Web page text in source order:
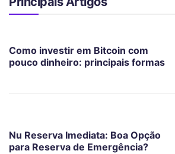
Como investir em Bitcoin com
pouco dinheiro: principais formas
Nu Reserva Imediata: Boa Opção
para Reserva de Emergência?